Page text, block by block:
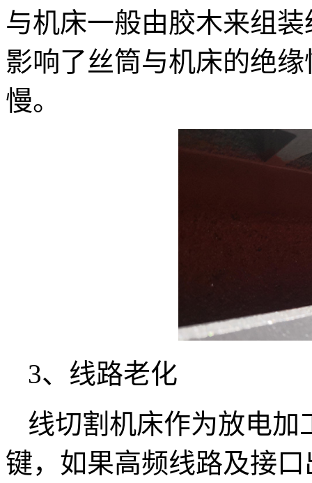
与机床一般由胶木来组
影响了丝筒与机床的绝
慢。
3、线路老化
线切割机床作为放电
键，如果高频线路及接